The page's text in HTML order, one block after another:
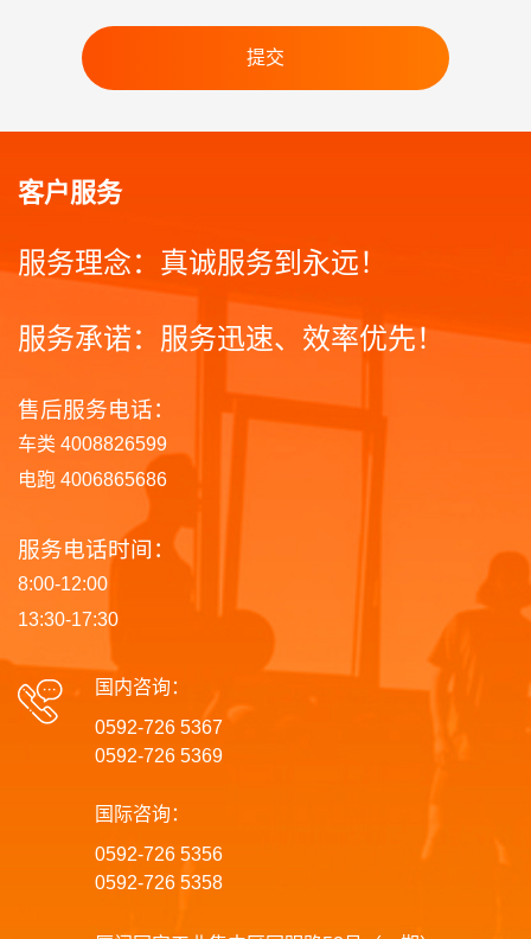
客户服务
服务理念：真诚服务到永远！
服务承诺：服务迅速、效率优先！
售后服务电话：
车类 4008826599
电跑 4006865686
服务电话时间：
8:00-12:00
13:30-17:30
国内咨询：
0592-726 5367
0592-726 5369
国际咨询：
0592-726 5356
0592-726 5358